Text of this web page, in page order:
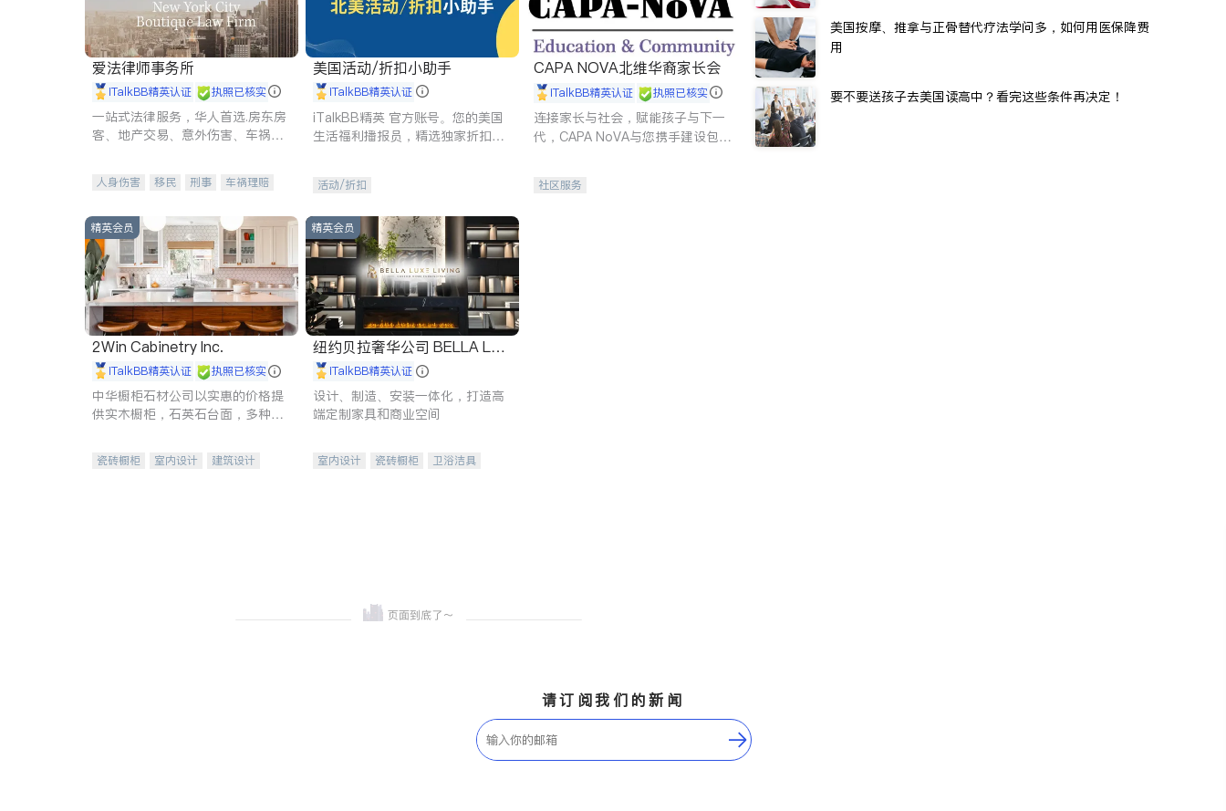
爱法律师事务所
iTalkBB精英认证 执照已核实
一站式法律服务，华人首选.房东房
客、地产交易、意外伤害、车祸重
人身伤害 移民 刑事
车祸理赔
商标注册
索赔 律师-其它 保释
美国活动/折扣小助手
iTalkBB精英认证
iTalkBB精英 官方账号。您的美国
生活福利播报员，精选独家折扣、
活动/折扣
CAPA NOVA北维华裔家长会
iTalkBB精英认证 执照已核实
连接家长与社会，赋能孩子与下一
代，CAPA NoVA与您携手建设包
社区服务
精英会员
2Win Cabinetry Inc.
iTalkBB精英认证 执照已核实
中华橱柜石材公司以实惠的价格提
供实木橱柜，石英石台面，多种优
机。品质厨房，家的选择。
瓷砖橱柜 室内设计
建筑设计
精英会员
纽约贝拉奢华公司 BELLA LUX
E iTalkBB精英认证
设计、制造、安装一体化，打造高
端定制家具和商业空间
室内设计 瓷砖橱柜
卫浴洁具
美国按摩、推拿与正骨替代疗法学问多，如何用医保降费
用
要不要送孩子去美国读高中？看完这些条件再决定！
请订阅我们的新闻